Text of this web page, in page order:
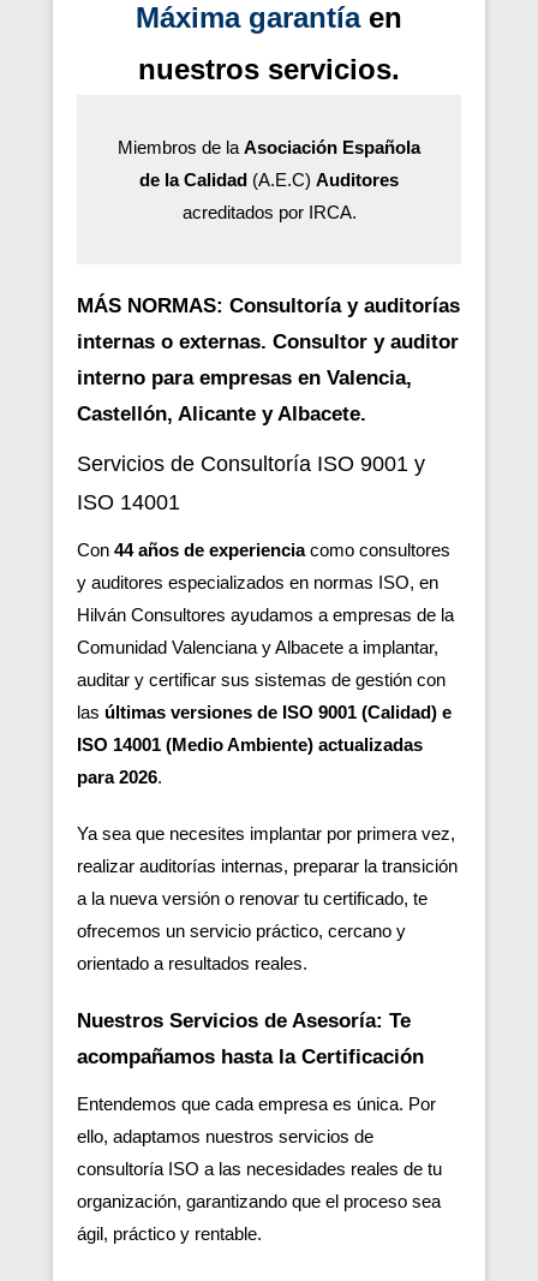
Máxima garantíaen
nuestros servicios.
Miembros de la Asociación Española
de la Calidad (A.E.C) Auditores
acreditados por IRCA.
MÁS NORMAS: Consultoría y auditorías
internas o externas. Consultor y auditor
interno para empresas en Valencia,
Castellón, Alicante y Albacete.
Servicios de Consultoría ISO 9001 y
ISO 14001
Con 44 años de experienciacomo consultores
y auditores especializados en normas ISO, en
Hilván Consultores ayudamos a empresas de la
Comunidad Valenciana y Albacete a implantar,
auditar y certificar sus sistemas de gestión con
las últimas versiones de ISO 9001 (Calidad) e
ISO 14001 (Medio Ambiente) actualizadas
para 2026.
Ya sea que necesites implantar por primera vez,
realizar auditorías internas, preparar la transición
a la nueva versión o renovar tu certificado, te
ofrecemos un servicio práctico, cercano y
orientado a resultados reales.
Nuestros Servicios de Asesoría: Te
acompañamos hasta la Certificación
Entendemos que cada empresa es única. Por
ello, adaptamos nuestros servicios de
consultoría ISO a las necesidades reales de tu
organización, garantizando que el proceso sea
ágil, práctico y rentable.